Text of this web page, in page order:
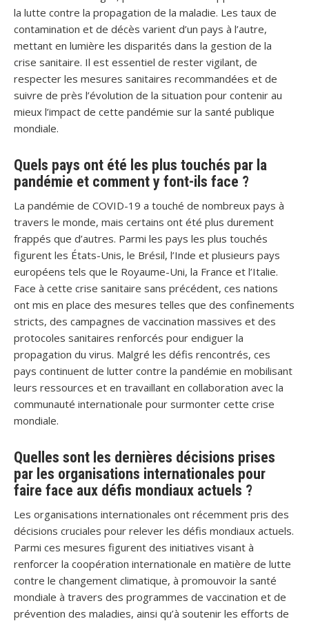
la lutte contre la propagation de la maladie. Les taux de
contamination et de décès varient d’un pays à l’autre,
mettant en lumière les disparités dans la gestion de la
crise sanitaire. Il est essentiel de rester vigilant, de
respecter les mesures sanitaires recommandées et de
suivre de près l’évolution de la situation pour contenir au
mieux l’impact de cette pandémie sur la santé publique
mondiale.
Quels pays ont été les plus touchés par la
pandémie et comment y font-ils face ?
La pandémie de COVID-19 a touché de nombreux pays à
travers le monde, mais certains ont été plus durement
frappés que d’autres. Parmi les pays les plus touchés
figurent les États-Unis, le Brésil, l’Inde et plusieurs pays
européens tels que le Royaume-Uni, la France et l’Italie.
Face à cette crise sanitaire sans précédent, ces nations
ont mis en place des mesures telles que des confinements
stricts, des campagnes de vaccination massives et des
protocoles sanitaires renforcés pour endiguer la
propagation du virus. Malgré les défis rencontrés, ces
pays continuent de lutter contre la pandémie en mobilisant
leurs ressources et en travaillant en collaboration avec la
communauté internationale pour surmonter cette crise
mondiale.
Quelles sont les dernières décisions prises
par les organisations internationales pour
faire face aux défis mondiaux actuels ?
Les organisations internationales ont récemment pris des
décisions cruciales pour relever les défis mondiaux actuels.
Parmi ces mesures figurent des initiatives visant à
renforcer la coopération internationale en matière de lutte
contre le changement climatique, à promouvoir la santé
mondiale à travers des programmes de vaccination et de
prévention des maladies, ainsi qu’à soutenir les efforts de